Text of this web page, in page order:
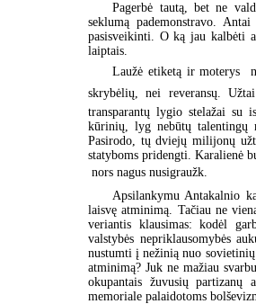
Pagerbė tautą, bet ne
seklumą pademonstravo.
pasisveikinti. O ką jau kalbėti
laiptais.
Laužė etiketą ir moterys 
skrybėlių, nei reveransų.
transparantų lygio stelažai su
kūrinių, lyg nebūtų talentingų
Pasirodo, tų dviejų milijonų
statyboms pridengti. Karalienė
 nors nagus nusigraužk.
Apsilankymu Antakalnio
laisvę atminimą. Tačiau ne
veriantis klausimas: kodėl
valstybės nepriklausomybės
nustumti į nežinią nuo
atminimą? Juk ne mažiau
okupantais žuvusių partizanų
memoriale palaidotoms